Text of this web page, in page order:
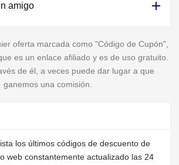
amigo
oferta marcada como "Código de Cupón",
es un enlace afiliado y es de uso gratuito.
de él, a veces puede dar lugar a que
ganemos una comisión.
los últimos códigos de descuento de
web constantemente actualizado las 24